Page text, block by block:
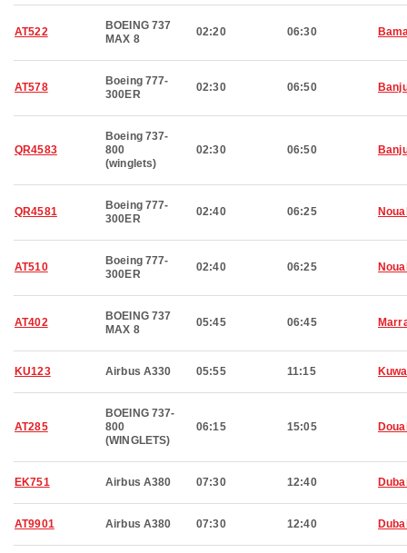
AT522
BOEING 737
MAX 8
02:20 06:30
AT578
Boeing 777-
300ER
02:30 06:50
QR4583
Boeing 737-
800
(winglets)
02:30 06:50
QR4581
Boeing 777-
300ER
02:40 06:25
AT510
Boeing 777-
300ER
02:40 06:25
AT402
BOEING 737
MAX 8
05:45 06:45
KU123 Airbus A330 05:55 11:15
AT285
BOEING 737-
800
(WINGLETS)
06:15 15:05
EK751 Airbus A380 07:30 12:40
AT9901 Airbus A380 07:30 12:40